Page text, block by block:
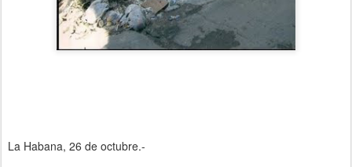
La Habana, 26 de octubre.-